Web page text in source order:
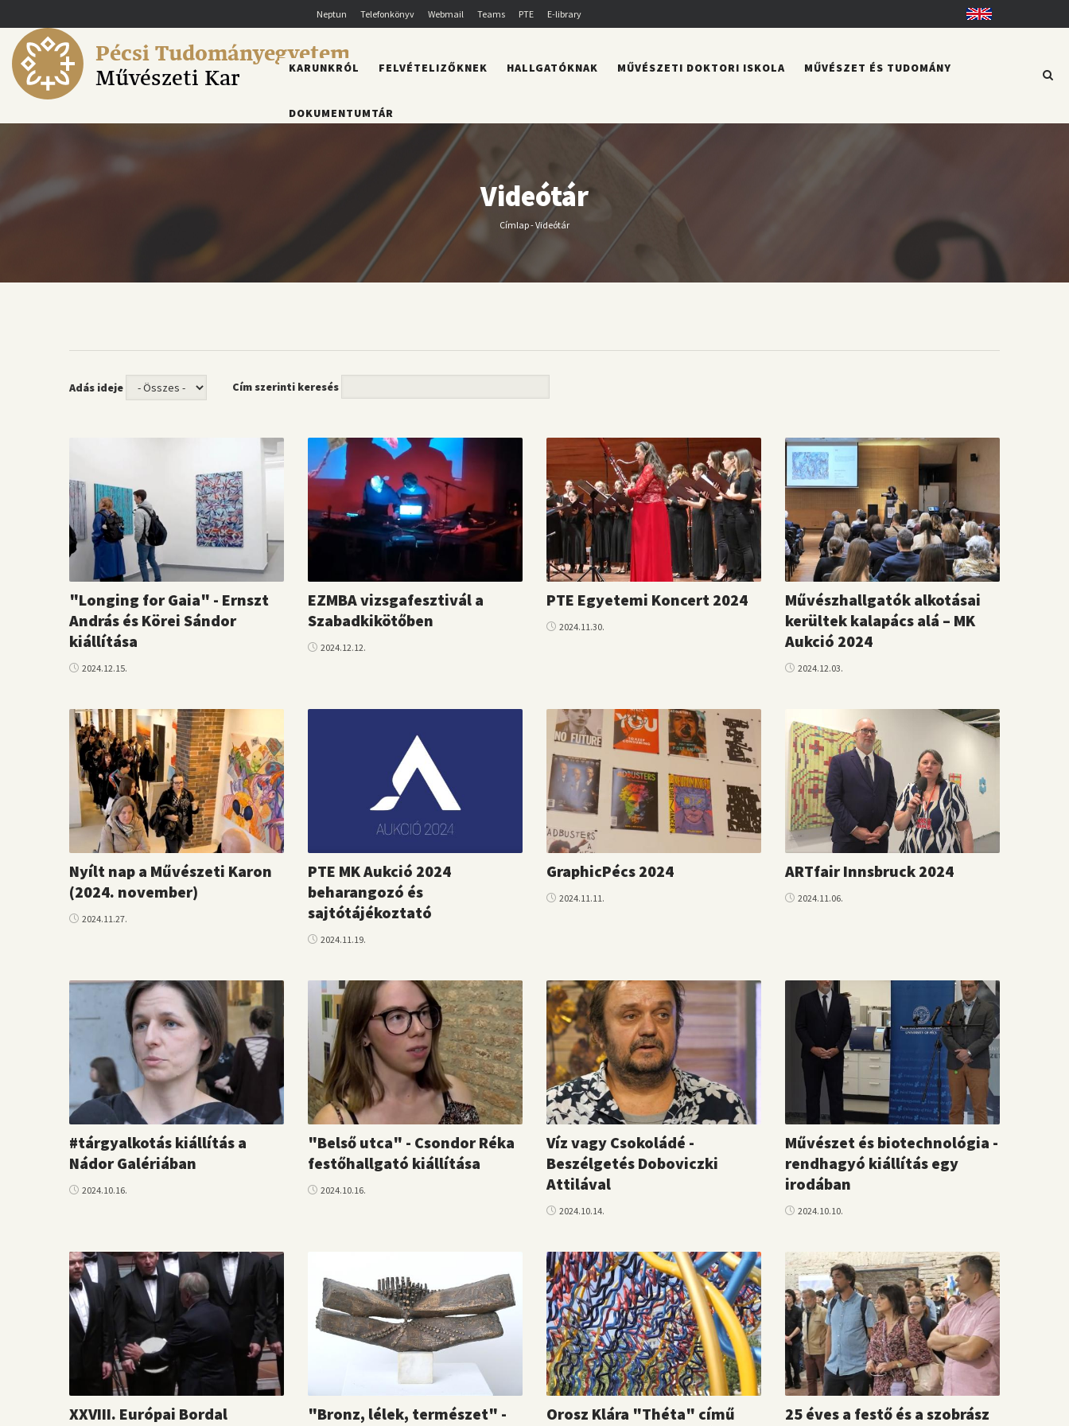
a
tartalomra
Neptun Telefonkönyv Webmail Teams PTE E-library English
Pécsi Tudományegyetem
Művészeti Kar
FŐMENÜ
KARUNKRÓL FELVÉTELIZŐKNEK HALLGATÓKNAK MŰVÉSZETI DOKTORI ISKOLA MŰVÉSZET ÉS TUDOMÁNY
DOKUMENTUMTÁR
Videótár
Morzsa
Címlap-Videótár
Adás ideje Cím szerinti keresés
"Longing for Gaia" - Ernszt
András és Körei Sándor
kiállítása
2024.12.15.
EZMBA vizsgafesztivál a
Szabadkikötőben
2024.12.12.
PTE Egyetemi Koncert 2024
2024.11.30.
Művészhallgatók alkotásai
kerültek kalapács alá – MK
Aukció 2024
2024.12.03.
Nyílt nap a Művészeti Karon
(2024. november)
2024.11.27.
PTE MK Aukció 2024
beharangozó és
sajtótájékoztató
2024.11.19.
GraphicPécs 2024
2024.11.11.
ARTfair Innsbruck 2024
2024.11.06.
#tárgyalkotás kiállítás a
Nádor Galériában
2024.10.16.
"Belső utca" - Csondor Réka
festőhallgató kiállítása
2024.10.16.
Víz vagy Csokoládé -
Beszélgetés Doboviczki
Attilával
2024.10.14.
Művészet és biotechnológia -
rendhagyó kiállítás egy
irodában
2024.10.10.
XXVIII. Európai Bordal
"Bronz, lélek, természet" -
Orosz Klára "Théta" című
25 éves a festő és a szobrász